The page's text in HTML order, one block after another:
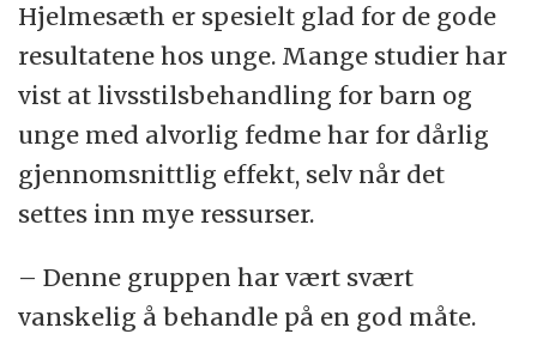
Hjelmesæth er spesielt glad for de gode
resultatene hos unge. Mange studier har
vist at livsstilsbehandling for barn og
unge med alvorlig fedme har for dårlig
gjennomsnittlig effekt, selv når det
settes inn mye ressurser.
– Denne gruppen har vært svært
vanskelig å behandle på en god måte.